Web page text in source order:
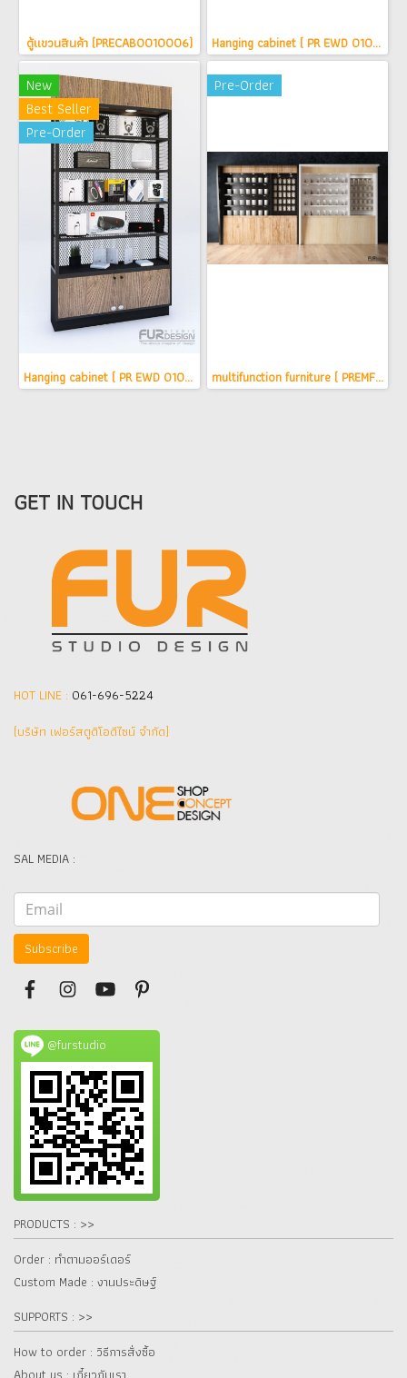
ตู้แขวนสินค้า (PRECAB0010006) Hanging cabinet ( PR EWD 010015 )
New
Best Seller
Pre-Order
Hanging cabinet ( PR EWD 010015 )(copy)
Pre-Order
multifunction furniture ( PREMF01001 )
GET IN TOUCH
HOT LINE : 061-696-5224
(บริษัท เฟอร์สตูดิโอดีไซน์ จำกัด]
SAL MEDIA :
Subscribe
@furstudio
PRODUCTS : >>
Order : ทำตามออร์เดอร์
Custom Made : งานประดิษฐ์
SUPPORTS : >>
How to order : วิธีการสั่งซื้อ